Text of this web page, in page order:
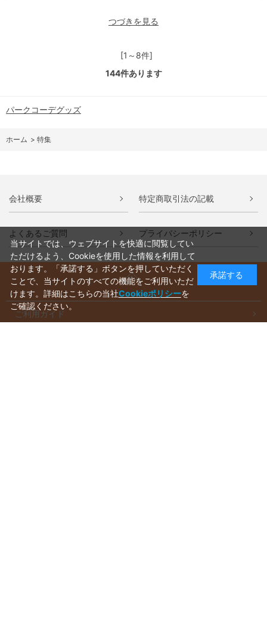
つづきを見る
[1～8件]
144件あります
パークコーデグッズ
ホーム > 特集
会社概要 特定商取引法の記載
よくあるご質問 プライバシーポリシー
ご利用ガイド
当サイトでは、ウェブサイトを快適に閲覧してい
ただけるよう、Cookieを使用した情報を利用して
おります。「承諾する」ボタンを押していただく
ことで、当サイトのすべての機能をご利用いただ
けます。詳細はこちらの当社Cookieポリシーを
ご確認ください。
承諾する